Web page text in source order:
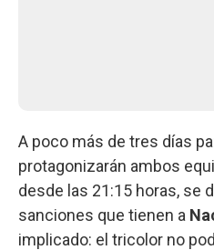
A poco más de tres días
protagonizarán ambos
desde las 21:15 horas, se
sanciones que tienen a
implicado: el tricolor no